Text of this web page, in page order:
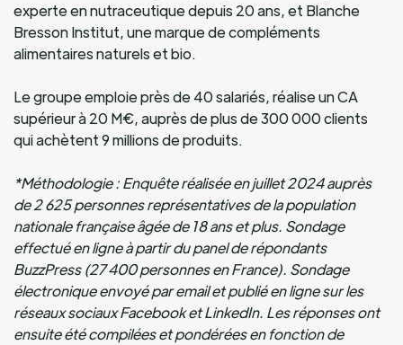
experte en nutraceutique depuis 20 ans, et Blanche
Bresson Institut, une marque de compléments
alimentaires naturels et bio.
Le groupe emploie près de 40 salariés, réalise un CA
supérieur à 20 M€, auprès de plus de 300 000 clients
qui achètent 9 millions de produits.
*Méthodologie : Enquête réalisée en juillet 2024 auprès
de 2 625 personnes représentatives de la population
nationale française âgée de 18 ans et plus. Sondage
effectué en ligne à partir du panel de répondants
BuzzPress (27 400 personnes en France). Sondage
électronique envoyé par email et publié en ligne sur les
réseaux sociaux Facebook et LinkedIn. Les réponses ont
ensuite été compilées et pondérées en fonction de